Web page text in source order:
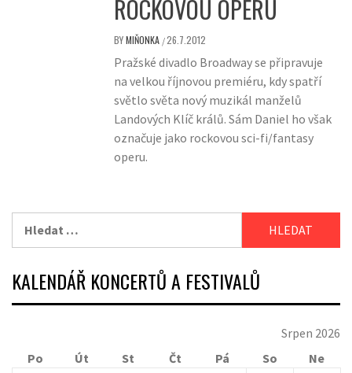
ROCKOVOU OPERU
BYMIŇONKA /26.7.2012
Pražské divadlo Broadway se připravuje
na velkou říjnovou premiéru, kdy spatří
světlo světa nový muzikál manželů
Landových Klíč králů. Sám Daniel ho však
označuje jako rockovou sci-fi/fantasy
operu.
KALENDÁŘ KONCERTŮ A FESTIVALŮ
Srpen 2026
Po
Út St Čt Pá So Ne